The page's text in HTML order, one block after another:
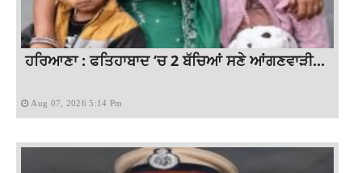
ਹਰਿਆਣਾ : ਫਤਿਹਾਬਾਦ ‘ਚ 2 ਬੱਚਿਆਂ ਸਣੇ ਆਂਗਣਵਾੜੀ...
Aug 07, 2026 5:14 Pm